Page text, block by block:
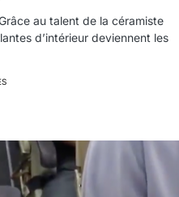
au talent de la céramiste
d’intérieur deviennent les